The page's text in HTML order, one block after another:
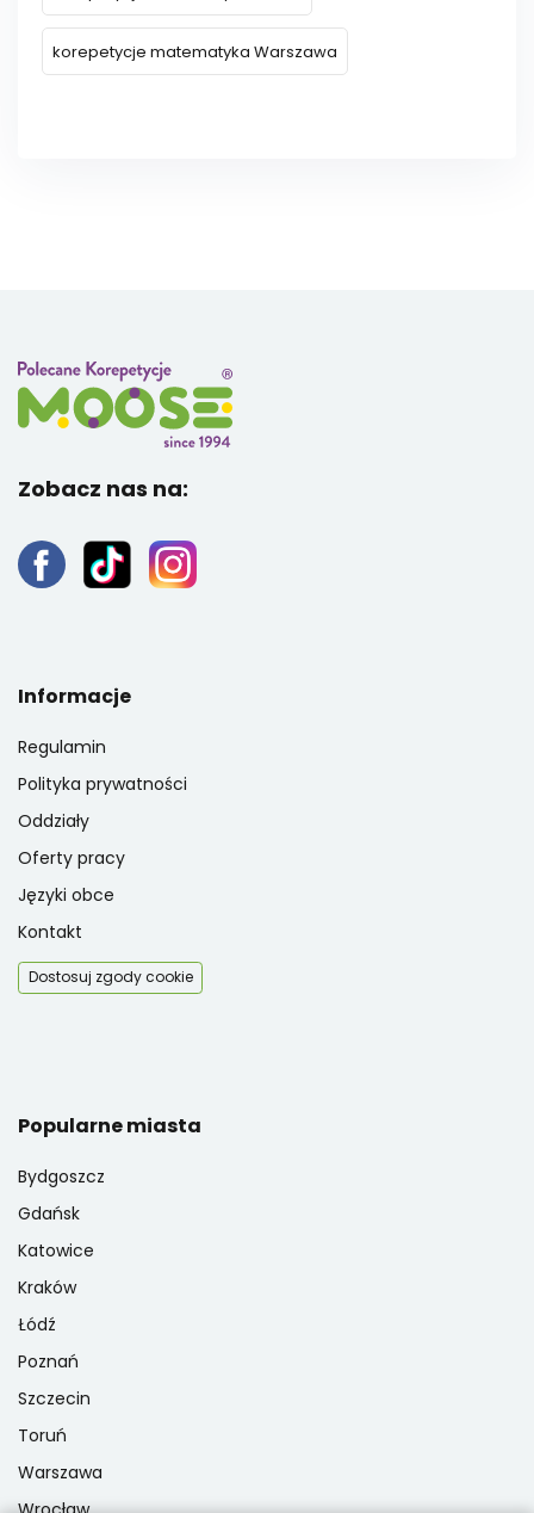
korepetycje matematyka Warszawa
Zobacz nas na:
Informacje
Regulamin
Polityka prywatności
Oddziały
Oferty pracy
Języki obce
Kontakt
Dostosuj zgody cookie
Popularne miasta
Bydgoszcz
Gdańsk
Katowice
Kraków
Łódź
Poznań
Szczecin
Toruń
Warszawa